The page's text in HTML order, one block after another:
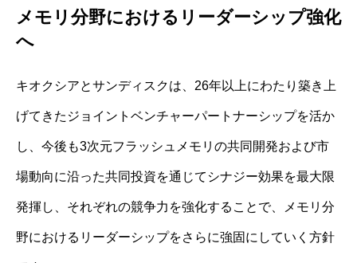
メモリ分野におけるリーダーシップ強化
へ
キオクシアとサンディスクは、26年以上にわたり築き上
げてきたジョイントベンチャーパートナーシップを活か
し、今後も3次元フラッシュメモリの共同開発および市
場動向に沿った共同投資を通じてシナジー効果を最大限
発揮し、それぞれの競争力を強化することで、メモリ分
野におけるリーダーシップをさらに強固にしていく方針